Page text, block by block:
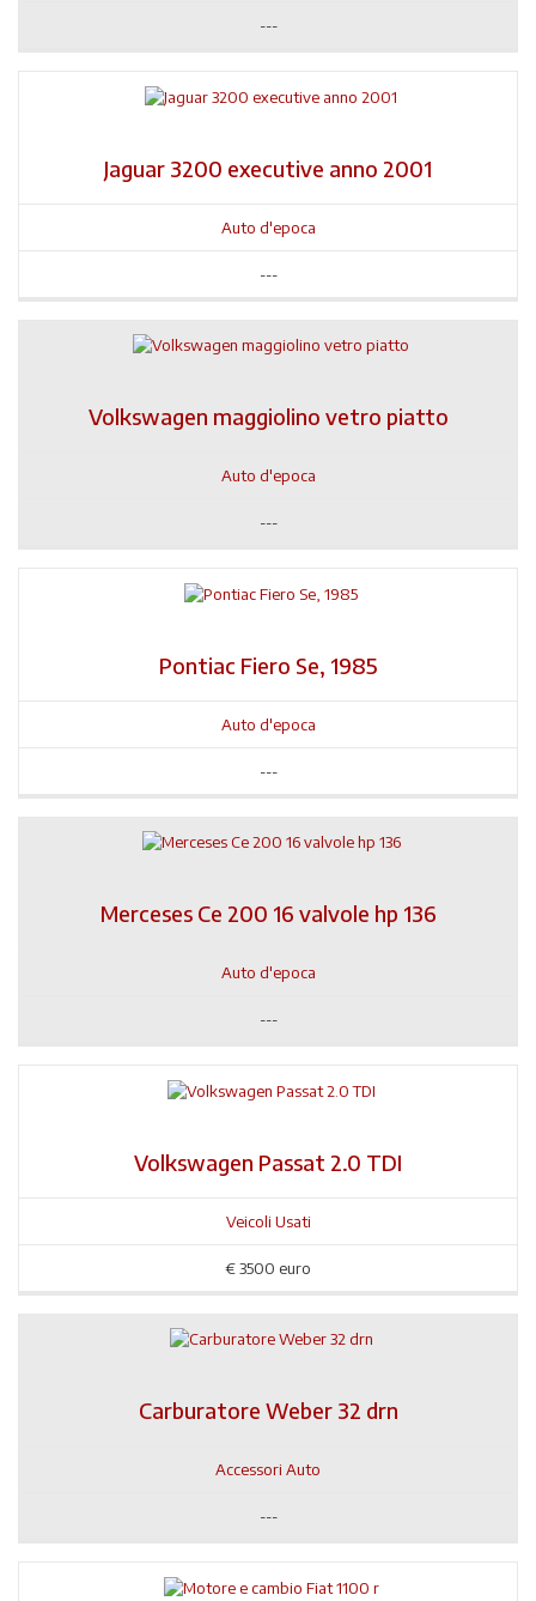
---
Jaguar 3200 executive anno 2001
Auto d'epoca
---
Volkswagen maggiolino vetro piatto
Auto d'epoca
---
Pontiac Fiero Se, 1985
Auto d'epoca
---
Merceses Ce 200 16 valvole hp 136
Auto d'epoca
---
Volkswagen Passat 2.0 TDI
Veicoli Usati
€3500 euro
Carburatore Weber 32 drn
Accessori Auto
---